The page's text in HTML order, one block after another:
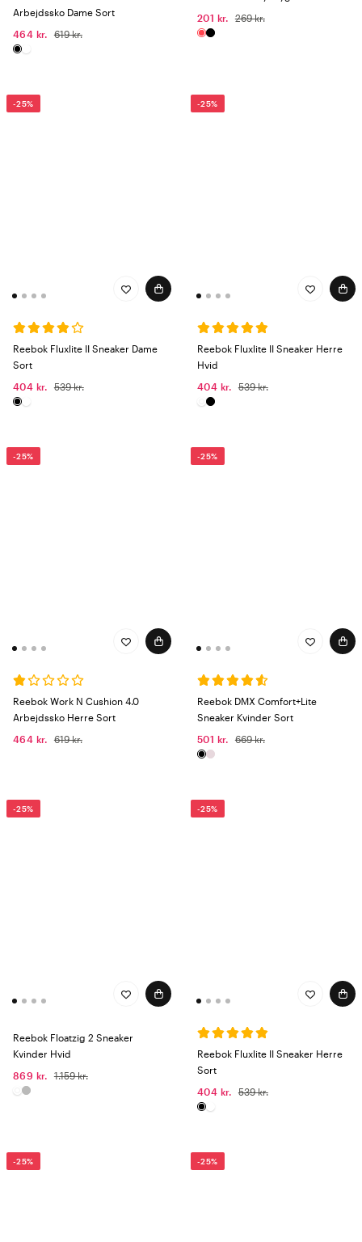
Arbejdssko Dame Sort
464 kr.
619 kr.
201 kr.
269 kr.
-25%
Reebok Fluxlite II Sneaker Dame
Sort
404 kr.
539 kr.
-25%
Reebok Fluxlite II Sneaker Herre
Hvid
404 kr.
539 kr.
-25%
Reebok Work N Cushion 4.0
Arbejdssko Herre Sort
464 kr.
619 kr.
-25%
Reebok DMX Comfort+Lite
Sneaker Kvinder Sort
501 kr.
669 kr.
-25%
Reebok Floatzig 2 Sneaker
Kvinder Hvid
869 kr.
1.159 kr.
-25%
Reebok Fluxlite II Sneaker Herre
Sort
404 kr.
539 kr.
-25% -25%